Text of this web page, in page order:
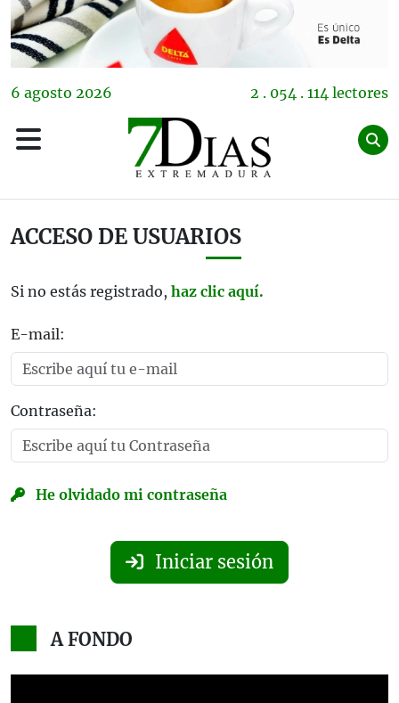
6 agosto 2026 2 . 054 . 114 lectores
ACCESO DE USUARIOS
Si no estás registrado, haz clic aquí.
E-mail:
Contraseña:
He olvidado mi contraseña
Iniciar sesión
A FONDO